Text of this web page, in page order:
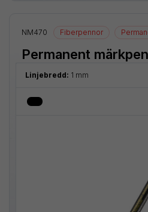
NM470 Fiberpennor
Permanent
Linjebredd: 1 mm